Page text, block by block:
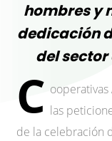
hombres y
dedicación
del
C las
de la celebración